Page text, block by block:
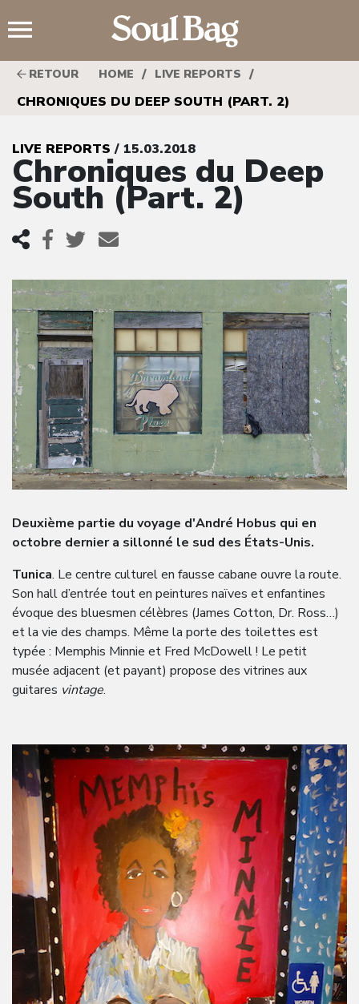
RETOUR HOME / LIVE REPORTS /
CHRONIQUES DU DEEP SOUTH (PART. 2)
LIVE REPORTS / 15.03.2018
Chroniques du Deep
South (Part. 2)
Deuxième partie du voyage d'André Hobus qui en
octobre dernier a sillonné le sud des États-Unis.
Tunica. Le centre culturel en fausse cabane ouvre la route.
Son hall d’entrée tout en peintures naïves et enfantines
évoque des bluesmen célèbres (James Cotton, Dr. Ross…)
et la vie des champs. Même la porte des toilettes est
typée : Memphis Minnie et Fred McDowell ! Le petit
musée adjacent (et payant) propose des vitrines aux
guitares vintage.